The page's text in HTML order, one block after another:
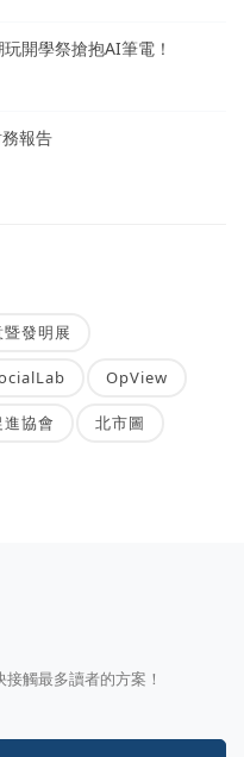
開學祭搶抱AI筆電！
報告
發明展
OpView
協會 北市圖
觸最多讀者的方案！